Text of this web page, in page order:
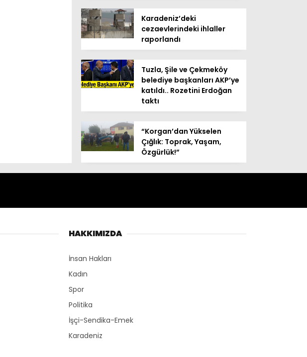
Karadeniz’deki
cezaevlerindeki ihlaller
raporlandı
Tuzla, Şile ve Çekmeköy
belediye başkanları AKP’ye
katıldı.. Rozetini Erdoğan
taktı
“Korgan’dan Yükselen
Çığlık: Toprak, Yaşam,
Özgürlük!”
HAKKIMIZDA
İnsan Hakları
Kadın
Spor
Politika
İşçi-Sendika-Emek
Karadeniz